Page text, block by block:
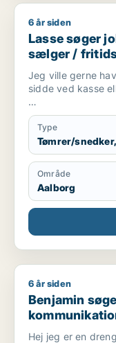
Lasse søger job
6 år siden
Lasse søger
sælger /
Jeg ville gerne
sidde ved kasse
Jeg er 17 år i
uddannelse,
Type
Tømrer/
Område
Aalborg
Benjamin søger
6 år siden
Benjamin
Hej jeg er en